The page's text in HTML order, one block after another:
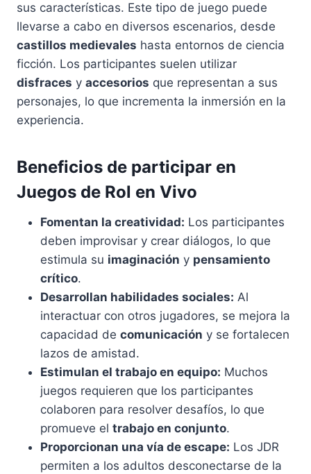
sus características. Este tipo de juego puede
llevarse a cabo en diversos escenarios, desde
castillos medievales hasta entornos de ciencia
ficción. Los participantes suelen utilizar
disfraces y accesorios que representan a sus
personajes, lo que incrementa la inmersión en la
experiencia.
Beneficios de participar en
Juegos de Rol en Vivo
Fomentan la creatividad: Los participantes
deben improvisar y crear diálogos, lo que
estimula su imaginación y pensamiento
crítico.
Desarrollan habilidades sociales: Al
interactuar con otros jugadores, se mejora la
capacidad de comunicación y se fortalecen
lazos de amistad.
Estimulan el trabajo en equipo: Muchos
juegos requieren que los participantes
colaboren para resolver desafíos, lo que
promueve el trabajo en conjunto.
Proporcionan una vía de escape: Los JDR
permiten a los adultos desconectarse de la